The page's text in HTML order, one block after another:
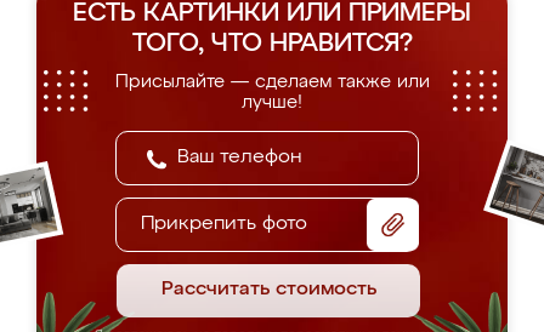
ЕСТЬ КАРТИНКИ ИЛИ ПРИМЕРЫ
ТОГО, ЧТО НРАВИТСЯ?
Присылайте — сделаем также или
лучше!
Прикрепить фото
Рассчитать стоимость